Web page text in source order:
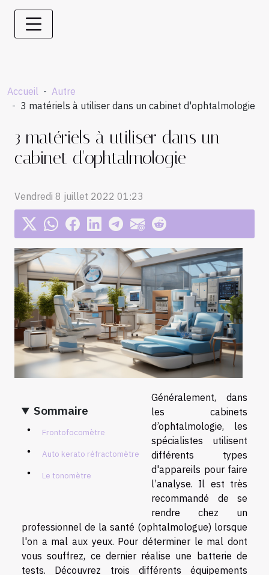
Accueil
Autre
3 matériels à utiliser dans un cabinet d'ophtalmologie
3 matériels à utiliser dans un
cabinet d'ophtalmologie
Vendredi 8 juillet 2022 01:23
Sommaire
Frontofocomètre
Auto kerato réfractomètre
Le tonomètre
Généralement, dans
les cabinets
d’ophtalmologie, les
spécialistes utilisent
différents types
d'appareils pour faire
l’analyse. Il est très
recommandé de se
rendre chez un
professionnel de la santé (ophtalmologue) lorsque
l'on a mal aux yeux. Pour déterminer le mal dont
vous souffrez, ce dernier réalise une batterie de
tests. Découvrez trois différents équipements